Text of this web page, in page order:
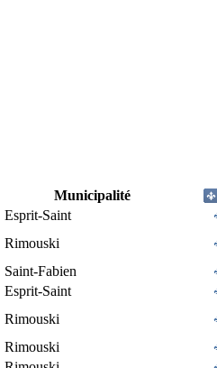
Municipalité
Esprit-Saint
Rimouski
Saint-Fabien
Esprit-Saint
Rimouski
Rimouski